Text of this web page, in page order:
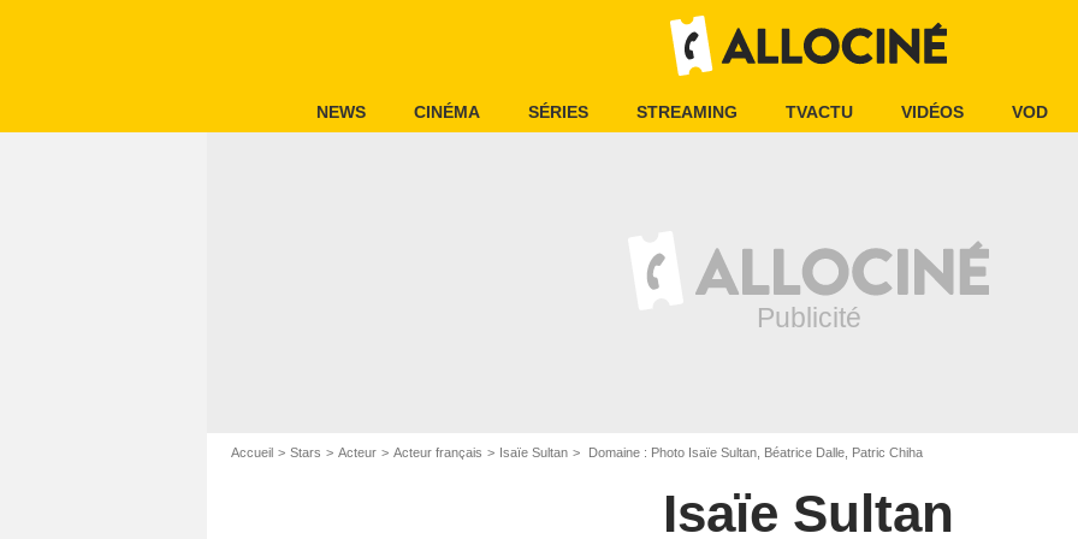
NEWS CINÉMA SÉRIES STREAMING TVACTU VIDÉOS VOD
Accueil Stars Acteur Acteur français Isaïe Sultan Domaine : Photo Isaïe Sultan, Béatrice Dalle, Patric Chiha
Isaïe Sultan